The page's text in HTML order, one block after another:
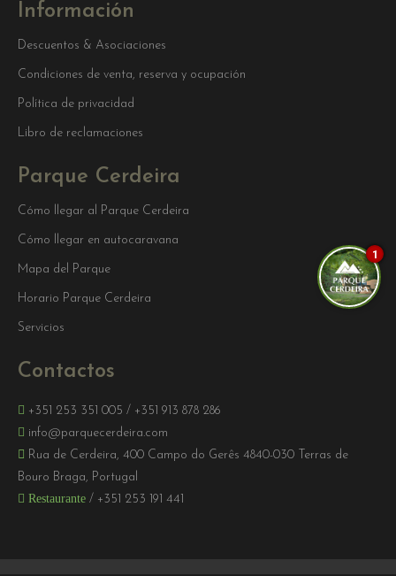
Información
Descuentos & Asociaciones
Condiciones de venta, reserva y ocupación
Política de privacidad
Libro de reclamaciones
Parque Cerdeira
Cómo llegar al Parque Cerdeira
Cómo llegar en autocaravana
Mapa del Parque
Horario Parque Cerdeira
Servicios
Contactos
+351 253 351 005 / +351 913 878 286
info@parquecerdeira.com
Rua de Cerdeira, 400 Campo do Gerês 4840-030 Terras de
Bouro Braga, Portugal
Restaurante / +351 253 191 441
1